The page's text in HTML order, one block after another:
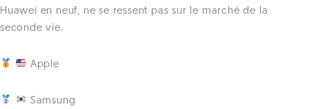
Huawei en neuf, ne se ressent pas sur le marché de la
seconde vie.
Apple
Samsung